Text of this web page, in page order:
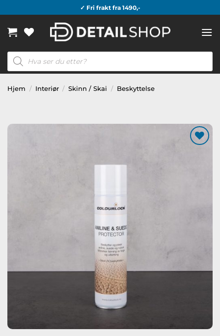
to
content
✓ Fri frakt fra 1490,-
Products
search
Hjem / Interiør / Skinn / Skai / Beskyttelse